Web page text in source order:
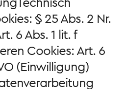
§ 25 Abs. 2 Nr.
6 Abs. 1 lit. f
Cookies: Art. 6
(Einwilligung)